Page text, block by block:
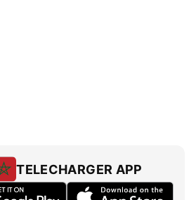
TELECHARGER APP